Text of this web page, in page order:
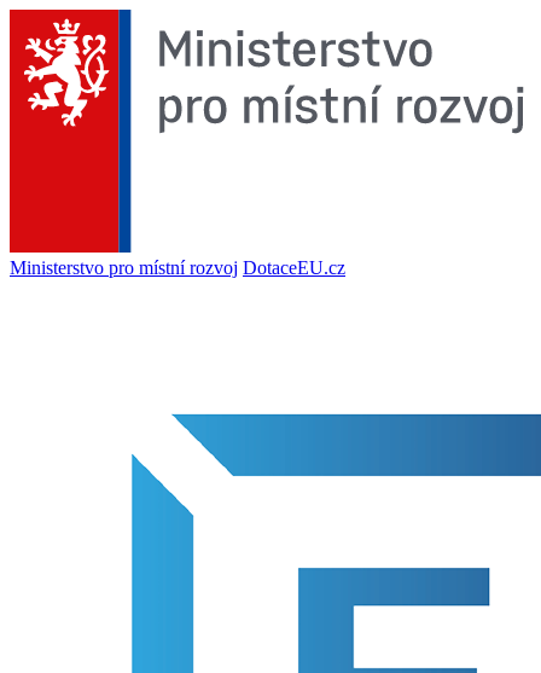
Ministerstvo pro místní rozvoj DotaceEU.cz